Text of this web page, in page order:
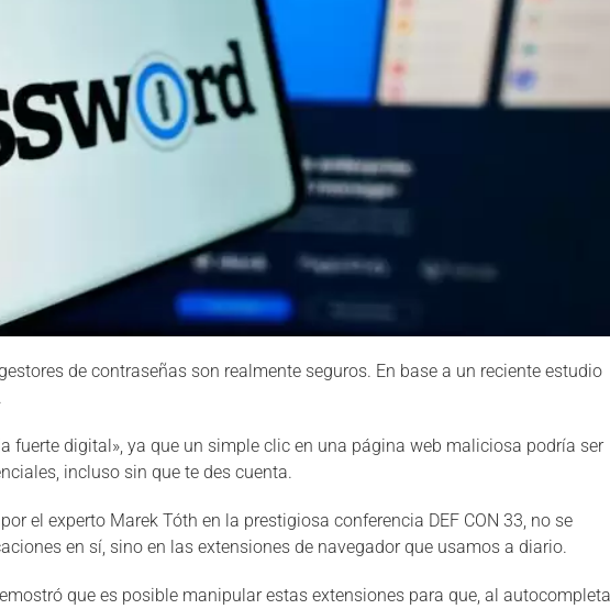
de contraseñas son realmente seguros. En base a un reciente estudio
fuerte digital», ya que un simple clic en una página web maliciosa podría ser
incluso sin que te des cuenta.
el experto Marek Tóth en la prestigiosa conferencia DEF CON 33, no se
en sí, sino en las extensiones de navegador que usamos a diario.
que es posible manipular estas extensiones para que, al